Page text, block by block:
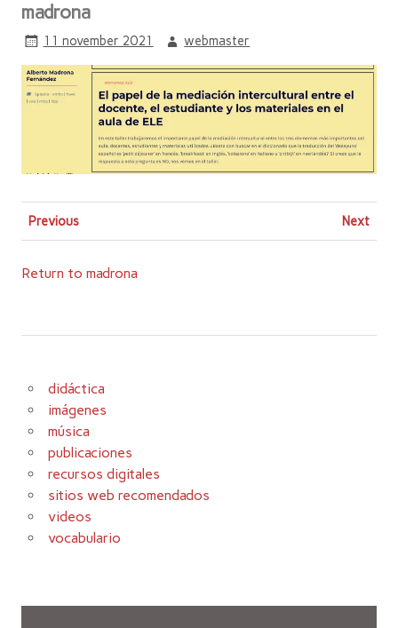
madrona
11 november 2021 webmaster
Previous Next
Return to madrona
didáctica
imágenes
música
publicaciones
recursos digitales
sitios web recomendados
videos
vocabulario